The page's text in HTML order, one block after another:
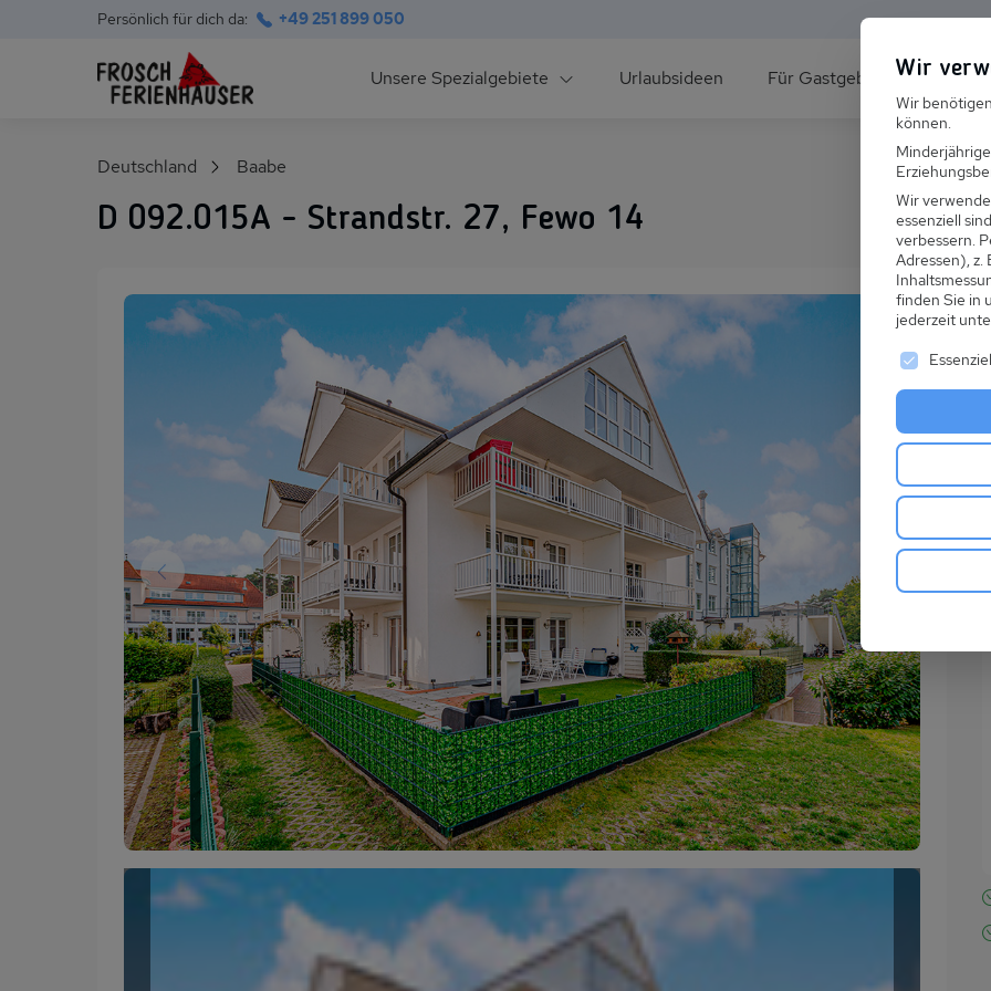
Persönlich für dich da: +49 251 899 050
Hauptnavigation
Unsere Spezialgebiete
Polnische Ostsee
Alpen im Sommer
Skihütten & Chalets im Winter
Gruppenhäuser für den Skiurlaub
Urlaubsideen Für Gastgeber Über
Deutschland Baabe
D 092.015A - Strandstr. 27, Fewo 14
Wir
Wir
können.
Wir
essenziell
verbessern.
Adressen), z.
finden Sie in
jederzeit
Es folgt